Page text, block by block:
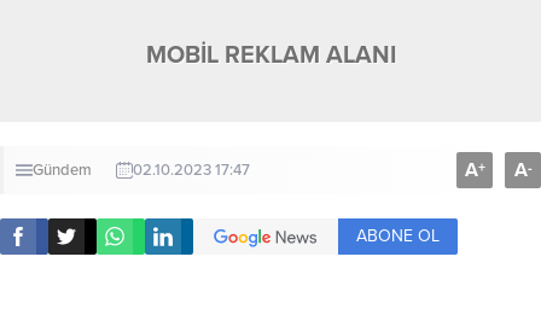
MOBİL REKLAM ALANI
Gündem 02.10.2023 17:47 A+ A-
ABONE OL